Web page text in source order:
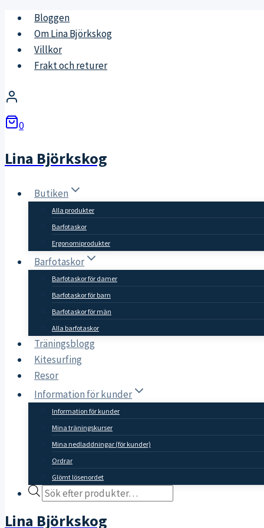
Skip
content
Bloggen
Om Lina Björkskog
Villkor
Frakt och returer
0
Lina Björkskog
Butiken
Alla produkter
Barfotaskor
Ergonomiprodukter
Barfotaskor
Barfotaskor för damer
Barfotaskor för barn
Barfotaskor för män
Alla barfotaskor
Träningsblogg
Kitesurfing
Resor
Information för kunder
Information för kunder
Mina träningskurser
Mina nedladdningar (för kunder)
Ordrar
Glömt lösenordet
Products
Lina Björkskog